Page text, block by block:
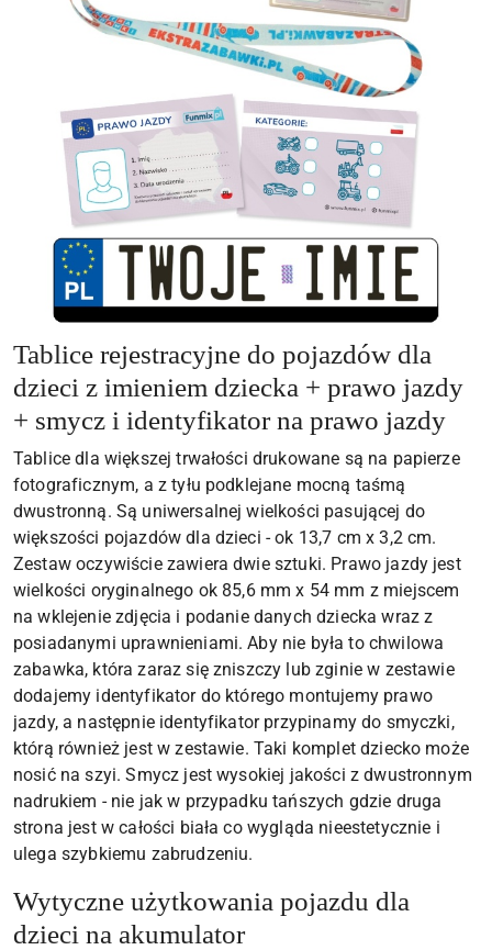
Tablice rejestracyjne do pojazdów dla
dzieci z imieniem dziecka + prawo jazdy
+ smycz i identyfikator na prawo jazdy
Tablice dla większej trwałości drukowane są na papierze
fotograficznym, a z tyłu podklejane mocną taśmą
dwustronną. Są uniwersalnej wielkości pasującej do
większości pojazdów dla dzieci - ok 13,7 cm x 3,2 cm.
Zestaw oczywiście zawiera dwie sztuki. Prawo jazdy jest
wielkości oryginalnego ok 85,6 mm x 54 mm z miejscem
na wklejenie zdjęcia i podanie danych dziecka wraz z
posiadanymi uprawnieniami. Aby nie była to chwilowa
zabawka, która zaraz się zniszczy lub zginie w zestawie
dodajemy identyfikator do którego montujemy prawo
jazdy, a następnie identyfikator przypinamy do smyczki,
którą również jest w zestawie. Taki komplet dziecko może
nosić na szyi. Smycz jest wysokiej jakości z dwustronnym
nadrukiem - nie jak w przypadku tańszych gdzie druga
strona jest w całości biała co wygląda nieestetycznie i
ulega szybkiemu zabrudzeniu.
Wytyczne użytkowania pojazdu dla
dzieci na akumulator